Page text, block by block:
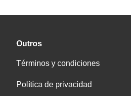
Outros
Términos y condiciones
Política de privacidad